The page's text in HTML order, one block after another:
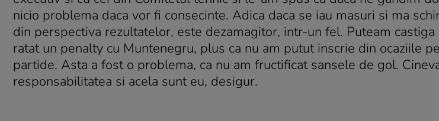
nicio problema daca vor fi consecinte. Adica daca se iau masuri si ma
din perspectiva rezultatelor, este dezamagitor, intr-un fel. Puteam
ratat un penalty cu Muntenegru, plus ca nu am putut inscrie din ocaziile
partide. Asta a fost o problema, ca nu am fructificat sansele de gol.
responsabilitatea si acela sunt eu, desigur.